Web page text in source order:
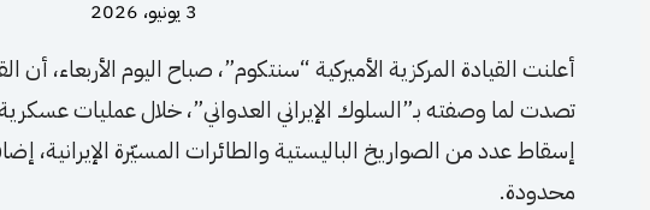
3 يونيو، 2026
أعلنت القيادة المركزية الأميركية “سنتكوم”، صباح اليوم الأربعاء، أن
إسقاط عدد من الصواريخ الباليستية والطائرات المسيّرة الإيرانية،
محدودة.